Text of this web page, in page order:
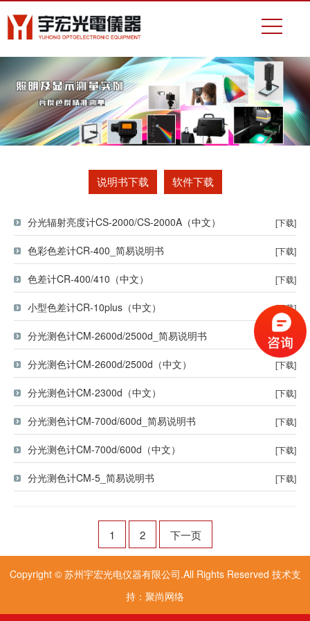
说明书下载 软件下载
[下载]
分光辐射亮度计CS-2000/CS-2000A（中文）
[下载]
色彩色差计CR-400_简易说明书
[下载]
色差计CR-400/410（中文）
[下载]
小型色差计CR-10plus（中文）
[下载]
分光测色计CM-2600d/2500d_简易说明书
[下载]
分光测色计CM-2600d/2500d（中文）
[下载]
分光测色计CM-2300d（中文）
[下载]
分光测色计CM-700d/600d_简易说明书
[下载]
分光测色计CM-700d/600d（中文）
[下载]
分光测色计CM-5_简易说明书
1 2 下一页
Copyright © 苏州宇宏光电仪器有限公司.All Rights Reserved 技术支
持：聚尚网络